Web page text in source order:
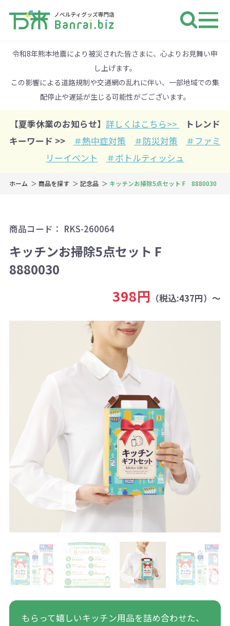
令和8年熊本地震により被災された皆さまに、心よりお見舞い申
し上げます。
この影響による道路規制や交通網の乱れに伴い、一部地域での集
配停止や遅延が生じる可能性がごございます。
【夏季休業のお知らせ】 詳しくはこちら>>
トレンド
キーワード >>
＃熱中症対策 ＃防災対策
＃ファミ
リーイベント
＃ボトルティッシュ
ホーム 商品を探す 記念品 キッチンお掃除5点セット F 8880030
商品コード： RKS-260064
キッチンお掃除5点セット F
8880030
398円 （税込:437円）～
もらって嬉しいキッチン用品を詰め合わせた、